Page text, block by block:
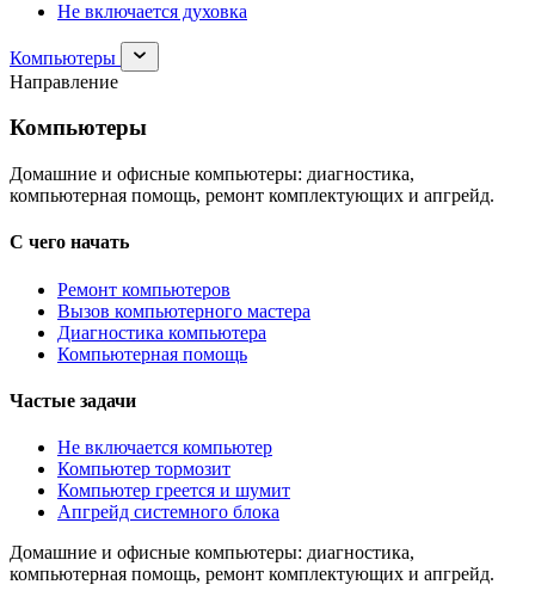
Не включается духовка
Компьютеры
Раскрыть
раздел
Направление
Компьютеры
Домашние и офисные компьютеры: диагностика,
компьютерная помощь, ремонт комплектующих и апгрейд.
С чего начать
Ремонт компьютеров
Вызов компьютерного мастера
Диагностика компьютера
Компьютерная помощь
Частые задачи
Не включается компьютер
Компьютер тормозит
Компьютер греется и шумит
Апгрейд системного блока
Домашние и офисные компьютеры: диагностика,
компьютерная помощь, ремонт комплектующих и апгрейд.